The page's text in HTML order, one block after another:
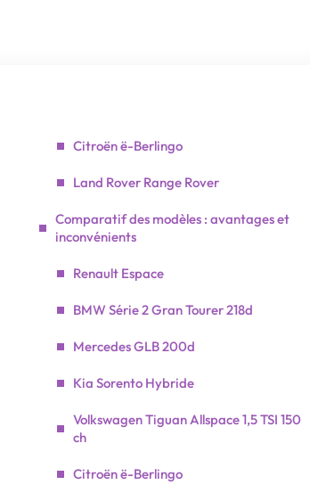
Citroën ë-Berlingo
Land Rover Range Rover
Comparatif des modèles : avantages et
inconvénients
Renault Espace
BMW Série 2 Gran Tourer 218d
Mercedes GLB 200d
Kia Sorento Hybride
Volkswagen Tiguan Allspace 1,5 TSI 150
ch
Citroën ë-Berlingo